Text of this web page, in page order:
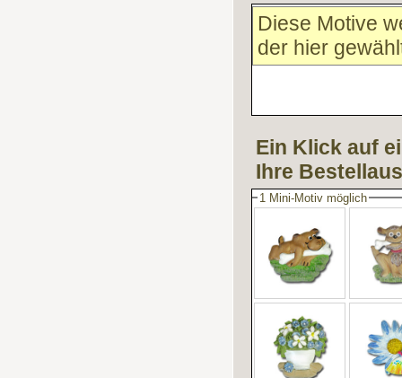
Diese Motive
der hier
Ein Klick auf
Ihre
1 Mini-Motiv möglich